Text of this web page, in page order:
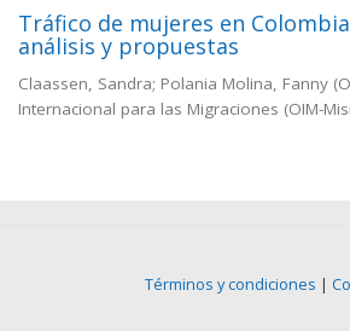
Tráfico de mujeres en
análisis y propuestas
Claassen, Sandra; Polania Molina, Fanny (
Internacional para las Migraciones (OIM-
Términos y condiciones |